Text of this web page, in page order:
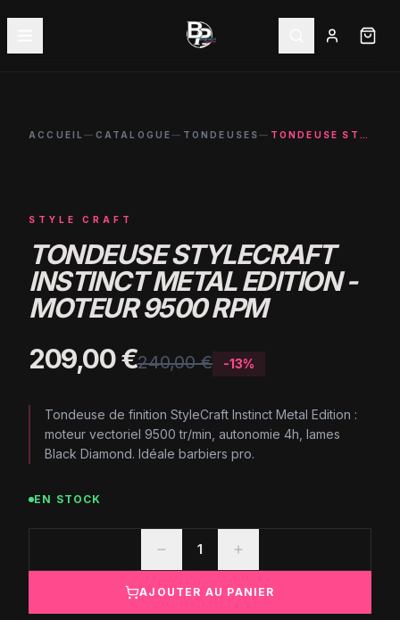
ACCUEIL— CATALOGUE— TONDEUSES— TONDEUSE STYLECRAFT INSTINCT METAL EDITION - MOTEUR 9500 RPM
STYLE CRAFT
TONDEUSE STYLECRAFT
INSTINCT METAL EDITION -
MOTEUR 9500 RPM
209,00 €240,00 € -13%
Tondeuse de finition StyleCraft Instinct Metal Edition :
moteur vectoriel 9500 tr/min, autonomie 4h, lames
Black Diamond. Idéale barbiers pro.
EN STOCK
1
AJOUTER AU PANIER